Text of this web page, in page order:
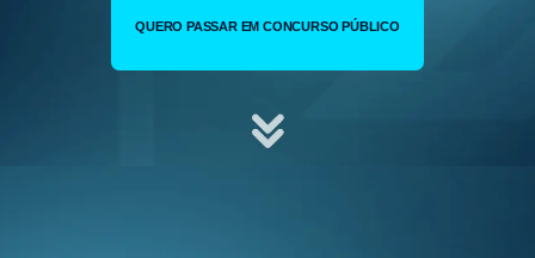
QUERO PASSAR EM CONCURSO PÚBLICO